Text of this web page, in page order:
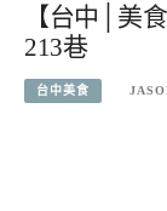
【台中│美
213巷
台中美食